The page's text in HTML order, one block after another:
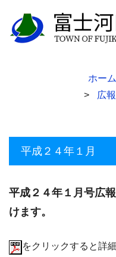
ホーム
広
平成２４年１月
平成２４年１月号広
けます。
をクリックすると詳